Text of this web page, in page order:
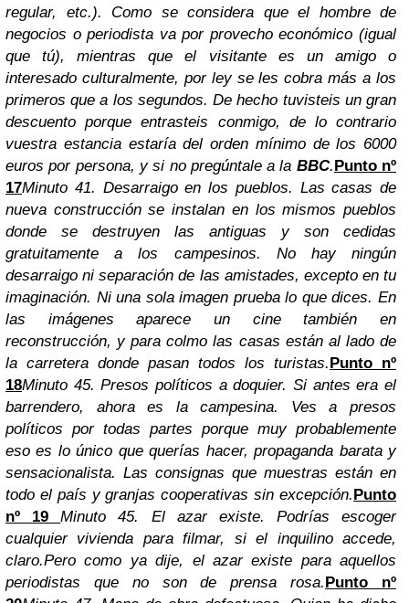
regular, etc.). Como se considera que el hombre de
negocios o periodista va por provecho económico (igual
que tú), mientras que el visitante es un amigo o
interesado culturalmente, por ley se les cobra más a los
primeros que a los segundos. De hecho tuvisteis un gran
descuento porque entrasteis conmigo, de lo contrario
vuestra estancia estaría del orden mínimo de los 6000
euros por persona, y si no pregúntale a la BBC.Punto nº
17Minuto 41. Desarraigo en los pueblos. Las casas de
nueva construcción se instalan en los mismos pueblos
donde se destruyen las antiguas y son cedidas
gratuitamente a los campesinos. No hay ningún
desarraigo ni separación de las amistades, excepto en tu
imaginación. Ni una sola imagen prueba lo que dices. En
las imágenes aparece un cine también en
reconstrucción, y para colmo las casas están al lado de
la carretera donde pasan todos los turistas.Punto nº
18Minuto 45. Presos políticos a doquier. Si antes era el
barrendero, ahora es la campesina. Ves a presos
políticos por todas partes porque muy probablemente
eso es lo único que querías hacer, propaganda barata y
sensacionalista. Las consignas que muestras están en
todo el país y granjas cooperativas sin excepción.Punto
nº 19Minuto 45. El azar existe.
Podrías escoger
cualquier vivienda para filmar, si el inquilino accede,
claro.Pero como ya dije, el azar existe para aquellos
periodistas que no son de prensa rosa.Punto nº